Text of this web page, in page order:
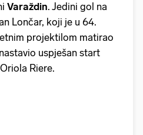
Varaždin. Jedini gol na
Lončar, koji je u 64.
projektilom matirao
uspješan start
Riere.